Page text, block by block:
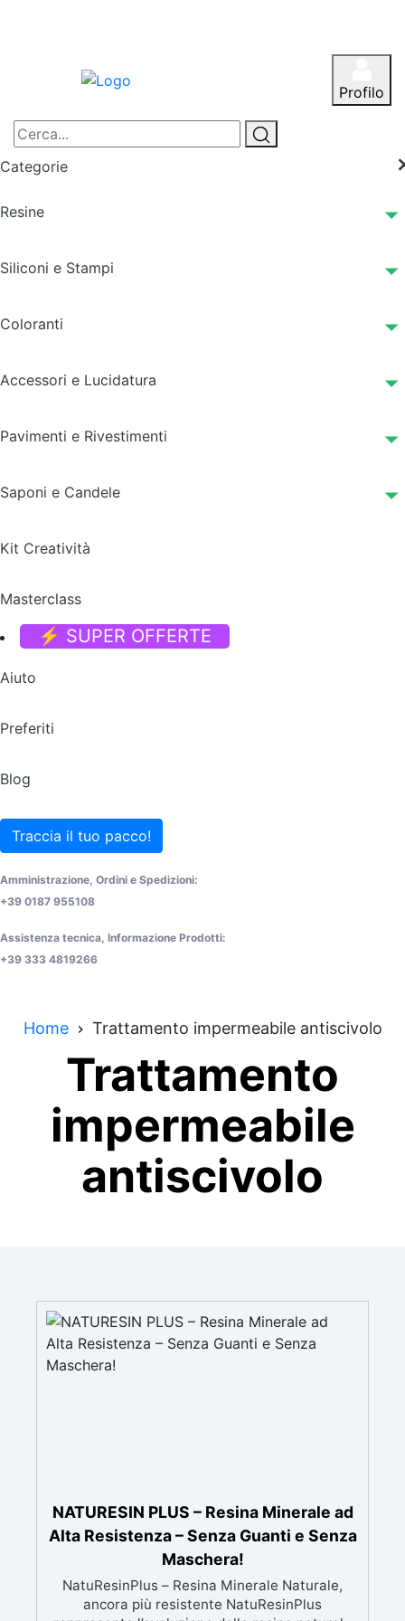
Profilo
Categorie
Resine
Siliconi e Stampi
Coloranti
Accessori e Lucidatura
Pavimenti e Rivestimenti
Saponi e Candele
Kit Creatività
Masterclass
⚡ SUPER OFFERTE
Aiuto
Preferiti
Blog
Traccia il tuo pacco!
Amministrazione, Ordini e Spedizioni:
+39 0187 955108
Assistenza tecnica, Informazione Prodotti:
+39 333 4819266
Home Trattamento impermeabile antiscivolo
Trattamento
impermeabile
antiscivolo
NATURESIN PLUS – Resina Minerale ad
Alta Resistenza – Senza Guanti e Senza
Maschera!
NatuResinPlus – Resina Minerale Naturale,
ancora più resistente NatuResinPlus